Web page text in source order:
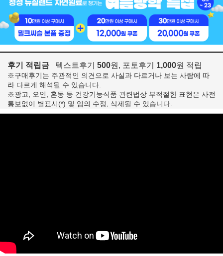
후기 적립금 텍스트후기 500원, 포토후기 1,000원 적립
※구매후기는 주관적인 의견으로 사실과 다르거나 보는 사람에 따
라 다르게 해석될 수 있습니다.
※광고, 오인, 혼동 등 건강기능식품 관련법상 부적절한 표현은 사전
통보없이 별표시(*) 및 임의 수정, 삭제될 수 있습니다.